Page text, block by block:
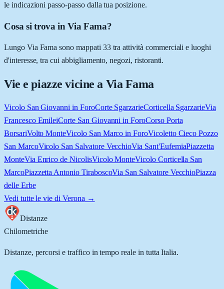
le indicazioni passo-passo dalla tua posizione.
Cosa si trova in Via Fama?
Lungo Via Fama sono mappati 33 tra attività commerciali e luoghi
d'interesse, tra cui abbigliamento, negozi, ristoranti.
Vie e piazze vicine a Via Fama
Vicolo San Giovanni in ForoCorte SgarzarieCorticella SgarzarieVia
Francesco EmileiCorte San Giovanni in ForoCorso Porta
BorsariVolto MonteVicolo San Marco in ForoVicoletto Cieco Pozzo
San MarcoVicolo San Salvatore VecchioVia Sant'EufemiaPiazzetta
MonteVia Enrico de NicolisVicolo MonteVicolo Corticella San
MarcoPiazzetta Antonio TiraboscoVia San Salvatore VecchioPiazza
delle Erbe
Vedi tutte le vie di Verona →
Distanze
Chilometriche
Distanze, percorsi e traffico in tempo reale in tutta Italia.